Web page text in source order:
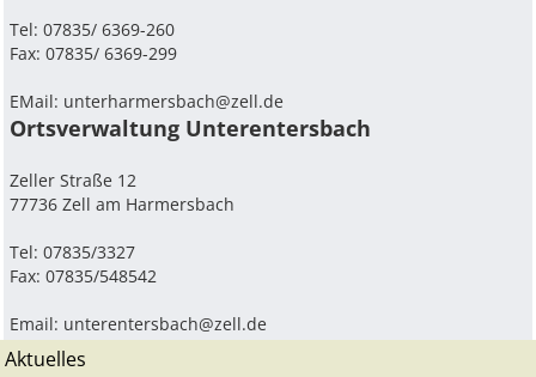
Tel: 07835/ 6369-260
Fax: 07835/ 6369-299
EMail: unterharmersbach@zell.de
Ortsverwaltung Unterentersbach
Zeller Straße 12
77736 Zell am Harmersbach
Tel: 07835/3327
Fax: 07835/548542
Email: unterentersbach@zell.de
Aktuelles